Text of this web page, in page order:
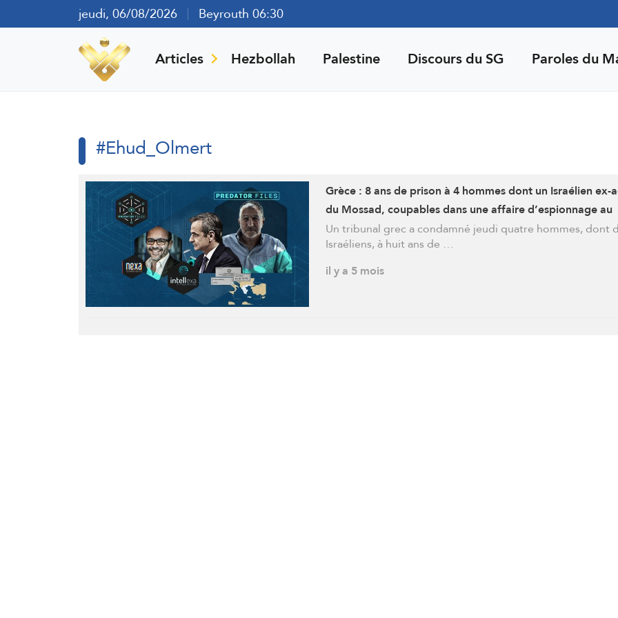
jeudi, 06/08/2026 Beyrouth 06:30
Articles Hezbollah Palestine Discours du SG Paroles du
#Ehud_Olmert
Grèce : 8 ans de prison à 4 hommes dont un Israélien ex-
du Mossad, coupables dans une affaire d’espionnage au
logiciel
Un tribunal grec a condamné jeudi quatre hommes, dont
Israéliens, à huit ans de …
il y a 5 mois